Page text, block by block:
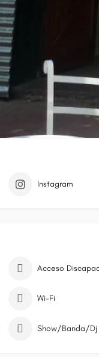
Instagram
Wi-Fi
Show/Banda/Dj